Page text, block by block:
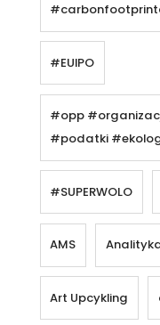
#EUIPO
#opp
#podatki
#SUPERWOLO
AMS
Art Upcykling